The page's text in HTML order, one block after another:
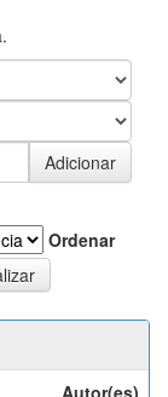
Ordenar
Autor(es)